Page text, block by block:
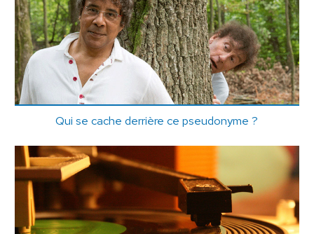
Qui se cache derrière ce pseudonyme ?